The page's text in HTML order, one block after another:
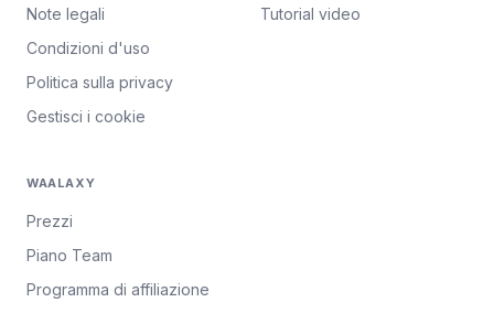
Note legali
Condizioni d'uso
Politica sulla privacy
Gestisci i cookie
Tutorial video
WAALAXY
Prezzi
Piano Team
Programma di affiliazione